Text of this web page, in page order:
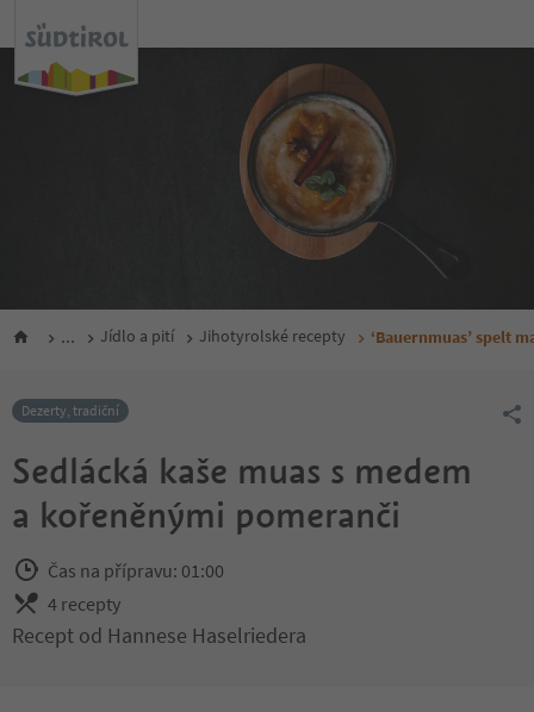
... Jídlo a pití Jihotyrolské recepty ‘Bauernmuas’ spelt
Dezerty, tradiční
Sedlácká kaše muas s medem
a kořeněnými pomeranči
Čas na přípravu: 01:00
4 recepty
Recept od Hannese Haselriedera